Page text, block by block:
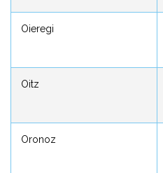
Oieregi
Oitz
Oronoz